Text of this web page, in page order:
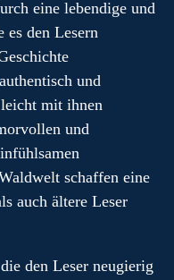
eine lebendige und
es den Lesern
und
mit ihnen
und
schaffen eine
auch ältere Leser
den Leser neugierig